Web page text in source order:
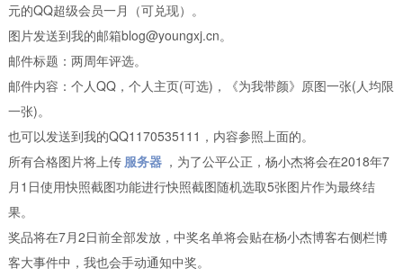
元的QQ超级会员一月（可兑现）。
图片发送到我的邮箱blog@youngxj.cn。
邮件标题：两周年评选。
邮件内容：个人QQ，个人主页(可选)，《为我带颜》原图一张(人均限
一张)。
也可以发送到我的QQ1170535111，内容参照上面的。
所有合格图片将上传 服务器 ，为了公平公正，杨小杰将会在2018年7
月1日使用快照截图功能进行快照截图随机选取5张图片作为最终结
果。
奖品将在7月2日前全部发放，中奖名单将会贴在杨小杰博客右侧栏博
客大事件中，我也会手动通知中奖。